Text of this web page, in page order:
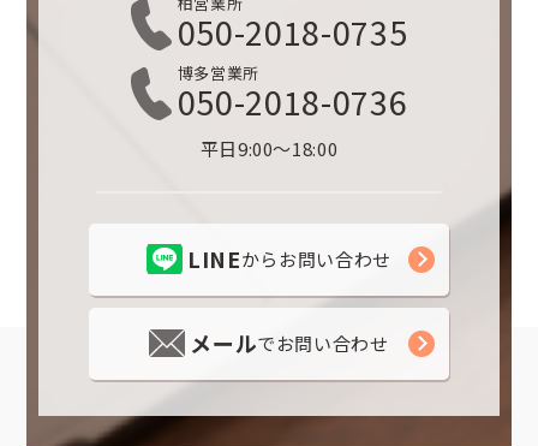
050-2018-0735
博多営業所
050-2018-0736
平日9:00～18:00
LINEからお問い合わせ
メールでお問い合わせ